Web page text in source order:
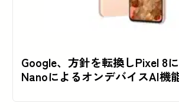
Google、方針を転換しPixel 8
NanoによるオンデバイスAI機